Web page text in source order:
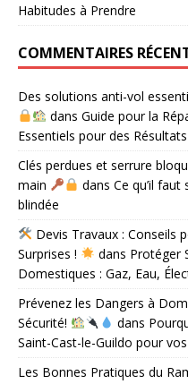
Habitudes à Prendre
COMMENTAIRES
Des solutions anti-vol
dans Guide pour la
Essentiels pour des
Clés perdues et serrure
main
dans Ce qu’il
blindée
Devis Travaux : Conseils
Surprises !
dans Protéger
Domestiques : Gaz, Eau,
Prévenez les Dangers à
Sécurité!
dans
Saint-Cast-le-Guildo pour
Les Bonnes Pratiques du